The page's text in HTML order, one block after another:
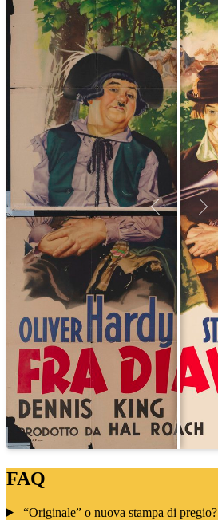
FAQ
“Originale” o nuova stampa di pregio?